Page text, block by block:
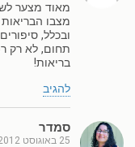
מאוד מצער
מצבו
ובכלל,
תחום, לא רק
בריאות!
להגיב
סמדר
25 באוגוסט 2012